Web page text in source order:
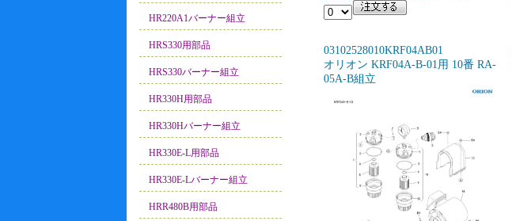
HR220A1バーナー組立
HRS330用部品
HRS330バーナー組立
HR330H用部品
HR330Hバーナー組立
HR330E-L用部品
HR330E-Lバーナー組立
HRR480B用部品
03102528010KRF04AB01
オリオン KRF04A-B-01用 10番 RA-
05A-B組立